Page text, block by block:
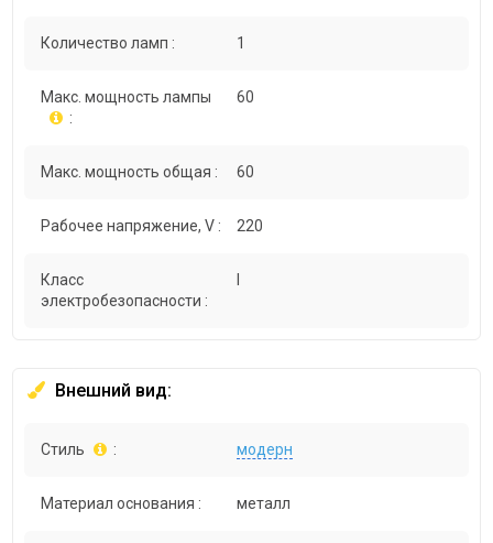
Количество ламп : 1
Макс. мощность лампы
:
60
Макс. мощность общая : 60
Рабочее напряжение, V : 220
Класс
электробезопасности :
Внешний вид:
Стиль : модерн
Материал основания : металл